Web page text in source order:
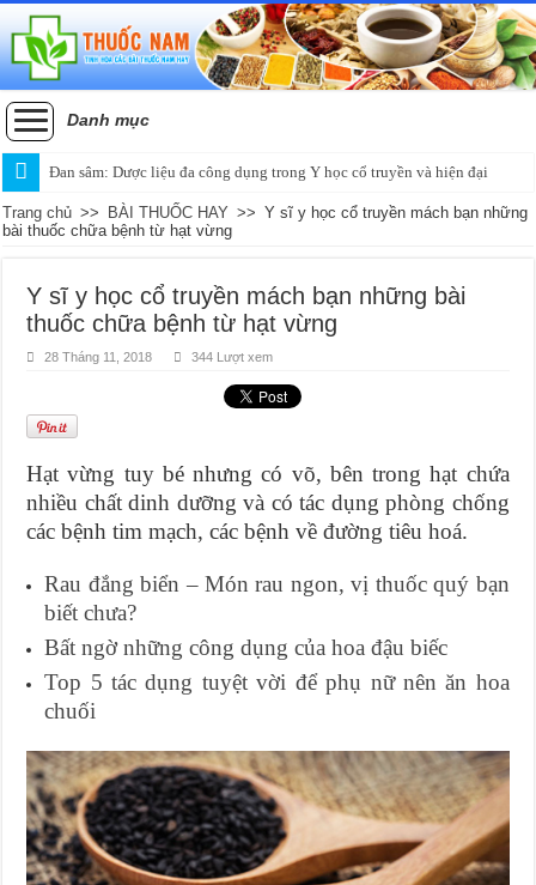
Danh mục
Đan sâm: Dược liệu đa công dụng trong Y học cổ truyền và hiện đại
Trang chủ >> BÀI THUỐC HAY >> Y sĩ y học cổ truyền mách bạn những
bài thuốc chữa bệnh từ hạt vừng
Y sĩ y học cổ truyền mách bạn những bài
thuốc chữa bệnh từ hạt vừng
28 Tháng 11, 2018 344 Lượt xem
Hạt vừng tuy bé nhưng có võ, bên trong hạt chứa
nhiều chất dinh dưỡng và có tác dụng phòng chống
các bệnh tim mạch, các bệnh về đường tiêu hoá.
Rau đắng biển – Món rau ngon, vị thuốc quý bạn
biết chưa?
Bất ngờ những công dụng của hoa đậu biếc
Top 5 tác dụng tuyệt vời để phụ nữ nên ăn hoa
chuối